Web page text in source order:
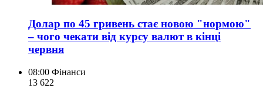
Долар по 45 гривень стає новою "нормою"
– чого чекати від курсу валют в кінці
червня
08:00 Фінанси
13 622